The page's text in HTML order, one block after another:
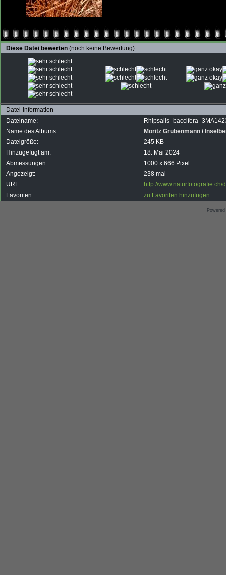
Diese Datei bewerten (noch keine Bewertung)
Datei-Information
Dateiname:
Name des Albums:
Moritz Grubenmann /
Dateigröße:
245 KB
Hinzugefügt am:
18. Mai 2024
Abmessungen:
1000 x 666 Pixel
Angezeigt:
238 mal
URL:
http://
Favoriten:
zu Favoriten hinzufügen